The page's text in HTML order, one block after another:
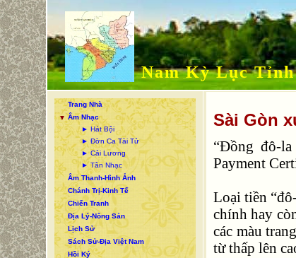
Nam Kỳ Lục Tỉnh
Trang Nhà
▼ Âm Nhạc
► Hát Bội
► Đờn Ca Tài Tử
► Cải Lương
► Tân Nhạc
Âm Thanh-Hình Ảnh
Chánh Trị-Kinh Tế
Chiến Tranh
Địa Lý-Nông Sản
Lịch Sử
Sách Sử-Địa Việt Nam
Hồi Ký
Sài Gòn
“Đồng đô-
Payment
Loại tiền
chính hay
các màu
từ thấp lên